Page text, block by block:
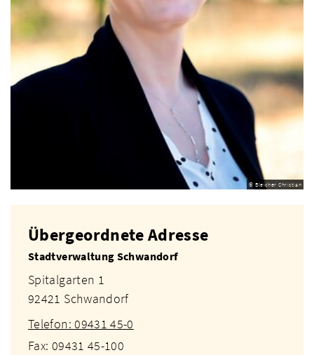
© Bleicher Christian
Übergeordnete Adresse
Stadtverwaltung Schwandorf
Spitalgarten 1
92421 Schwandorf
Telefon: 09431 45-0
Fax: 09431 45-100